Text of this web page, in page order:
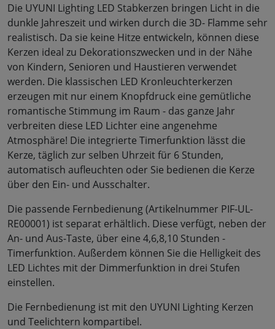
Die UYUNI Lighting LED Stabkerzen bringen Licht in die
dunkle Jahreszeit und wirken durch die 3D- Flamme sehr
realistisch. Da sie keine Hitze entwickeln, können diese
Kerzen ideal zu Dekorationszwecken und in der Nähe
von Kindern, Senioren und Haustieren verwendet
werden. Die klassischen LED Kronleuchterkerzen
erzeugen mit nur einem Knopfdruck eine gemütliche
romantische Stimmung im Raum - das ganze Jahr
verbreiten diese LED Lichter eine angenehme
Atmosphäre! Die integrierte Timerfunktion lässt die
Kerze, täglich zur selben Uhrzeit für 6 Stunden,
automatisch aufleuchten oder Sie bedienen die Kerze
über den Ein- und Ausschalter.
Die passende Fernbedienung (Artikelnummer PIF-UL-
RE00001) ist separat erhältlich. Diese verfügt, neben der
An- und Aus-Taste, über eine 4,6,8,10 Stunden -
Timerfunktion. Außerdem können Sie die Helligkeit des
LED Lichtes mit der Dimmerfunktion in drei Stufen
einstellen.
Die Fernbedienung ist mit den UYUNI Lighting Kerzen
und Teelichtern kompartibel.